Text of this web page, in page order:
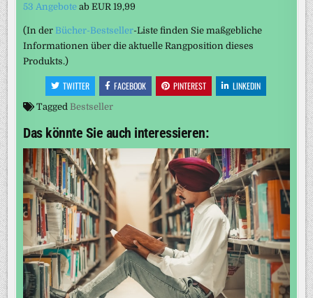
53 Angebote abEUR 19,99
(In der Bücher-Bestseller-Liste finden Sie maßgebliche
Informationen über die aktuelle Rangposition dieses
Produkts.)
TWITTER FACEBOOK PINTEREST LINKEDIN
Tagged Bestseller
Das könnte Sie auch interessieren: